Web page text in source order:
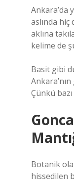
Ankara’da
aslında
aklına
kelime de
Basit gibi
Çünkü
Botanik
hissedilen